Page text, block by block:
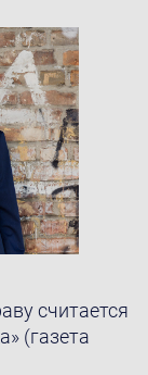
считается
(газета